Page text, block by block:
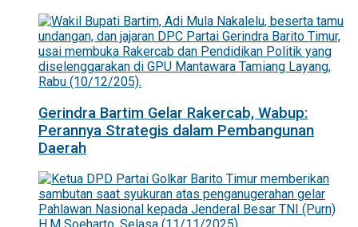
Gerindra Bartim Gelar Rakercab, Wabup:
Perannya Strategis dalam Pembangunan
Daerah